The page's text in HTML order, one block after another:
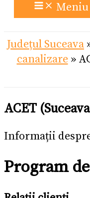
Meniu
Județul Suceava
canalizare »
ACET
Informații
Program